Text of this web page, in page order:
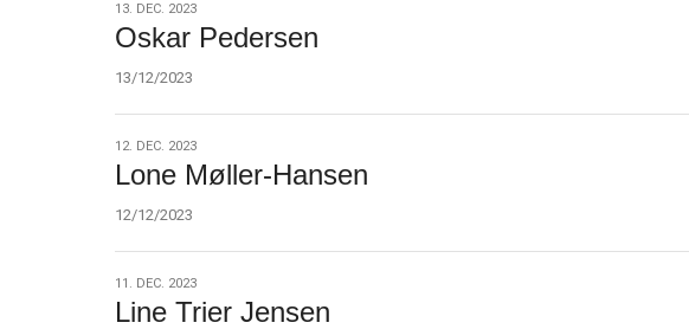
13.
dec.
13. DEC. 2023
Oskar Pedersen
13/12/2023
12.
dec.
12. DEC. 2023
Lone Møller-Hansen
12/12/2023
11.
dec.
11. DEC. 2023
Line Trier Jensen